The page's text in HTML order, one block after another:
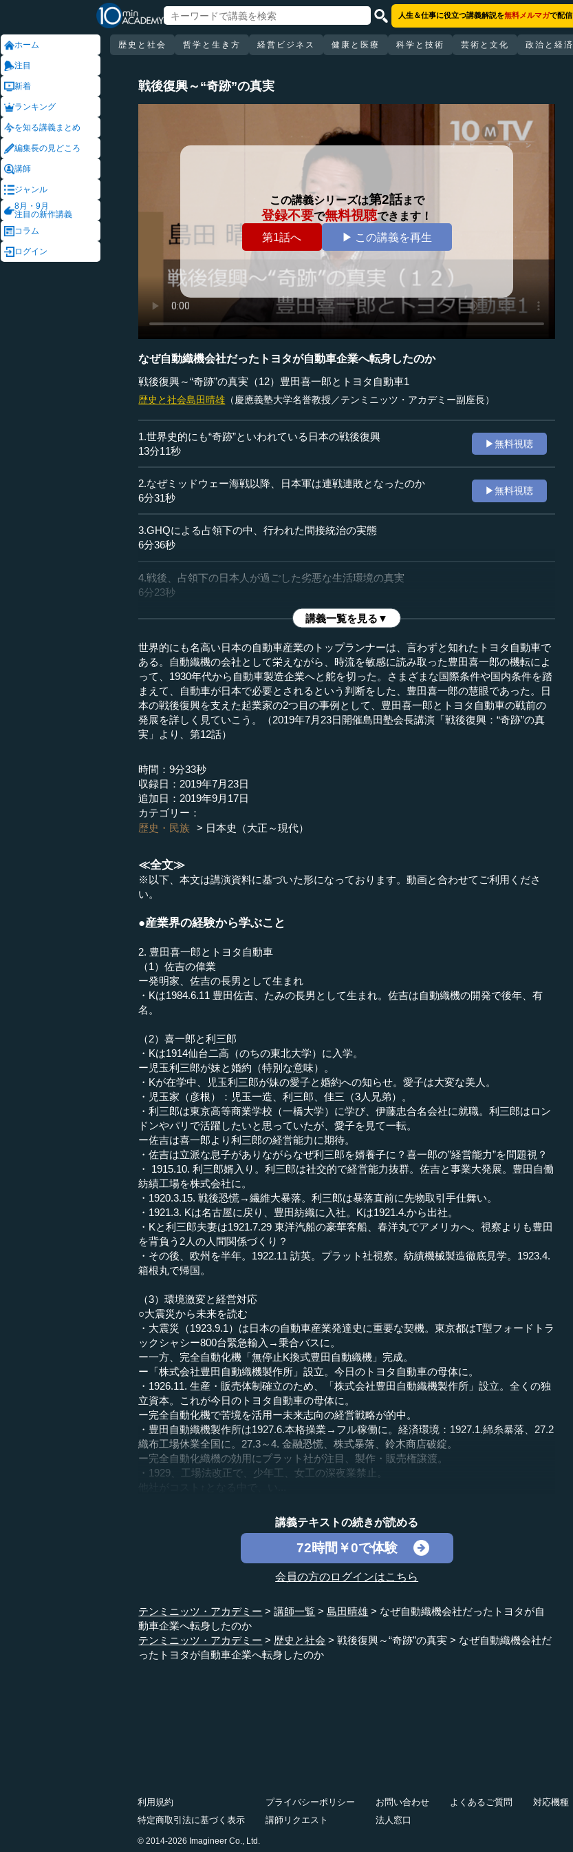
ホーム
注目
新着
ランキング
を知る講義まとめ
編集長の見どころ
講師
ジャンル
8月・9月
注目の新作講義
コラム
ログイン
人生＆仕事に役立つ講義解説を無料メルマガで配信
歴史と社会 哲学と生き方 経営ビジネス 健康と医療 科学と技術 芸術と文化 政治と経済
戦後復興～“奇跡”の真実
この講義シリーズは第2話まで
登録不要で無料視聴できます！
第1話へ
▶ この講義を再生
なぜ自動織機会社だったトヨタが自動車企業へ転身したのか
戦後復興～“奇跡”の真実（12）豊田喜一郎とトヨタ自動車1
歴史と社会島田晴雄 （慶應義塾大学名誉教授／テンミニッツ・アカデミー副座長）
1.世界史的にも“奇跡”といわれている日本の戦後復興
13分11秒
▶無料視聴
2.なぜミッドウェー海戦以降、日本軍は連戦連敗となったのか
6分31秒
▶無料視聴
3.GHQによる占領下の中、行われた間接統治の実態
6分36秒
4.戦後、占領下の日本人が過ごした劣悪な生活環境の真実
6分23秒
講義一覧を見る▼
世界的にも名高い日本の自動車産業のトップランナーは、言わずと知れたトヨタ自動車で
ある。自動織機の会社として栄えながら、時流を敏感に読み取った豊田喜一郎の機転によ
って、1930年代から自動車製造企業へと舵を切った。さまざまな国際条件や国内条件を踏
まえて、自動車が日本で必要とされるという判断をした、豊田喜一郎の慧眼であった。日
本の戦後復興を支えた起業家の2つ目の事例として、豊田喜一郎とトヨタ自動車の戦前の
発展を詳しく見ていこう。（2019年7月23日開催島田塾会長講演「戦後復興：“奇跡”の真
実」より、第12話）
時間：9分33秒
収録日：2019年7月23日
追加日：2019年9月17日
カテゴリー：
歴史・民族
日本史（大正～現代）
≪全文≫
※以下、本文は講演資料に基づいた形になっております。動画と合わせてご利用くださ
い。
●産業界の経験から学ぶこと
2. 豊田喜一郎とトヨタ自動車
（1）佐吉の偉業
ー発明家、佐吉の長男として生まれ
・Kは1984.6.11 豊田佐吉、たみの長男として生まれ。佐吉は自動織機の開発で後年、有
名。
（2）喜一郎と利三郎
・Kは1914仙台二高（のちの東北大学）に入学。
ー児玉利三郎が妹と婚約（特別な意味）。
・Kが在学中、児玉利三郎が妹の愛子と婚約への知らせ。愛子は大変な美人。
・児玉家（彦根）：児玉一造、利三郎、佳三（3人兄弟）。
・利三郎は東京高等商業学校（一橋大学）に学び、伊藤忠合名会社に就職。利三郎はロン
ドンやパリで活躍したいと思っていたが、愛子を見て一転。
ー佐吉は喜一郎より利三郎の経営能力に期待。
・佐吉は立派な息子がありながらなぜ利三郎を婿養子に？喜一郎の”経営能力”を問題視？
・ 1915.10. 利三郎婿入り。利三郎は社交的で経営能力抜群。佐吉と事業大発展。豊田自働
紡績工場を株式会社に。
・1920.3.15. 戦後恐慌→繊維大暴落。利三郎は暴落直前に先物取引手仕舞い。
・1921.3. Kは名古屋に戻り、豊田紡織に入社。Kは1921.4.から出社。
・Kと利三郎夫妻は1921.7.29 東洋汽船の豪華客船、春洋丸でアメリカへ。視察よりも豊田
を背負う2人の人間関係づくり？
・その後、欧州を半年。1922.11 訪英。プラット社視察。紡績機械製造徹底見学。1923.4.
箱根丸で帰国。
（3）環境激変と経営対応
○大震災から未来を読む
・大震災（1923.9.1）は日本の自動車産業発達史に重要な契機。東京都はT型フォードトラ
ックシャシー800台緊急輸入→乗合バスに。
ー一方、完全自動化機「無停止K換式豊田自動織機」完成。
ー「株式会社豊田自動織機製作所」設立。今日のトヨタ自動車の母体に。
・1926.11. 生産・販売体制確立のため、「株式会社豊田自動織機製作所」設立。全くの独
立資本。これが今日のトヨタ自動車の母体に。
ー完全自動化機で苦境を活用ー未来志向の経営戦略が的中。
・豊田自動織機製作所は1927.6.本格操業→フル稼働に。経済環境：1927.1.綿糸暴落、27.2
織布工場休業全国に。27.3～4. 金融恐慌、株式暴落、鈴木商店破綻。
ー完全自動化織機の効用にプラット社が注目、製作・販売権譲渡。
・1929、工場法改正で、少年工、女工の深夜業禁止。
講義テキストの続きが読める
72時間￥0で体験
会員の方のログインはこちら
テンミニッツ・アカデミー 講師一覧 島田晴雄
なぜ自動織機会社だったトヨタが自
動車企業へ転身したのか
テンミニッツ・アカデミー
歴史と社会 戦後復興～“奇跡”の真実
なぜ自動織機会社だ
ったトヨタが自動車企業へ転身したのか
利用規約 プライバシーポリシー お問い合わせ よくあるご質問
対応機種
特定商取引法に基づく表示
講師リクエスト 法人窓口
© 2014-2026 Imagineer Co., Ltd.